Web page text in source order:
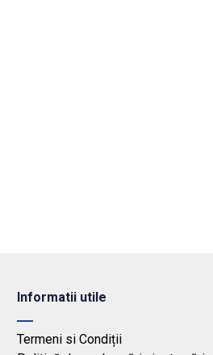
Informatii utile
Termeni si Condiții